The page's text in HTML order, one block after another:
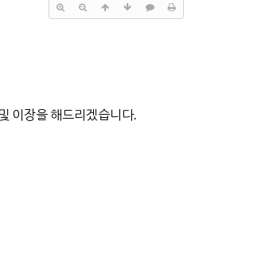
이장을 해드리겠습니다.